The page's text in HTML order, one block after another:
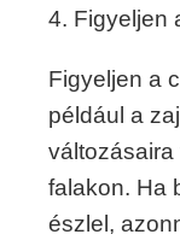
4. Figyeljen
Figyeljen a
például a
falakon. Ha
észlel,